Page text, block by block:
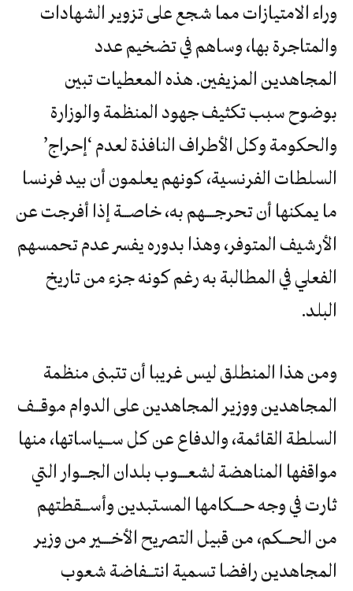
وراء الامتيازات مما شجع على تزوير الشهادات
والمتاجرة بها، وساهم في تضخيم عدد
المجاهدين المزيفين. هذه المعطيات تبين
بوضوح سبب تكثيف جهود المنظمة والوزارة
والحكومة وكل الأطراف النافذة لعدم ‘إحراج’
السلطات الفرنسية، كونهم يعلمون أن بيد فرنسا
ما يمكنها أن تحرجــــهم به، خاصـــة إذا أفرجت عن
الأرشيف المتوفر، وهذا بدوره يفسر عدم تحمسهم
الفعلي في المطالبة به رغم كونه جزء من تاريخ
البلد.
ومن هذا المنطلق ليس غريبا أن تتبنى منظمة
المجاهدين ووزير المجاهدين على الدوام موقـــف
السلطة القائمة، والدفاع عن كل ســـياساتها، منها
مواقفها المناهضة لشعــــوب بلدان الجـــوار التي
ثارت في وجه حــــكامها المستبدين وأســـقطتهم
من الحـــكم، من قبيل التصريح الأخــــير من وزير
المجاهدين رافضا تسمية انتـــفاضة شعوب